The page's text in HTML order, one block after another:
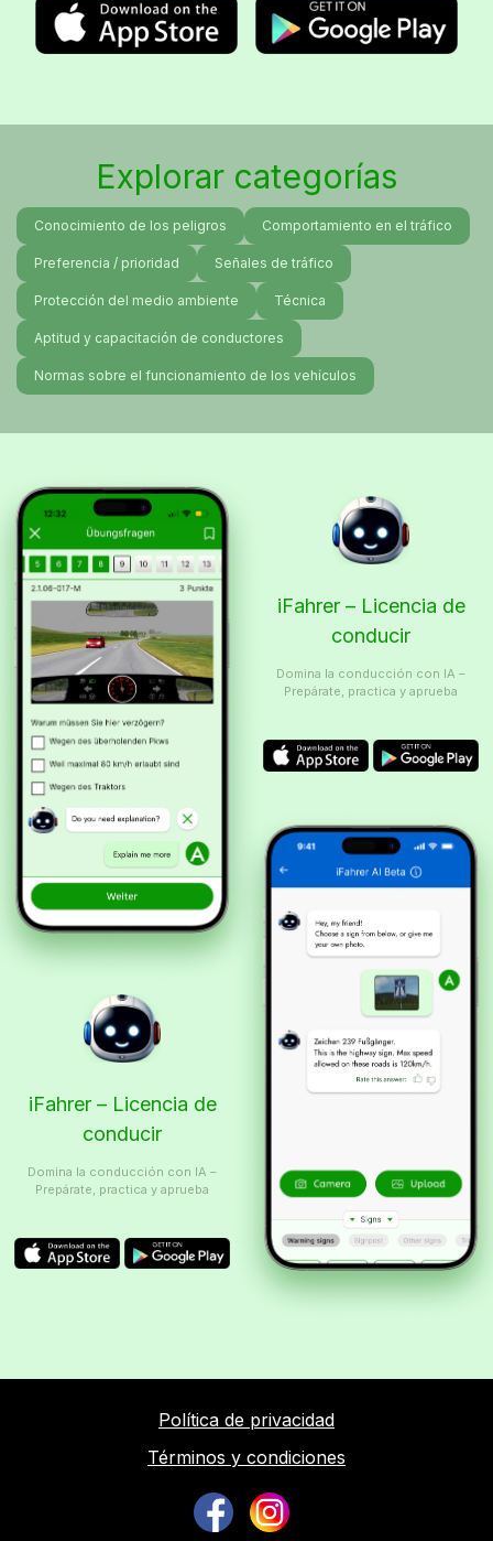
Explorar categorías
Conocimiento de los peligros Comportamiento en el tráfico
Preferencia / prioridad Señales de tráfico
Protección del medio ambiente Técnica
Aptitud y capacitación de conductores
Normas sobre el funcionamiento de los vehículos
iFahrer – Licencia de
conducir
Domina la conducción con IA –
Prepárate, practica y aprueba
iFahrer – Licencia de
conducir
Domina la conducción con IA –
Prepárate, practica y aprueba
Política de privacidad
Términos y condiciones